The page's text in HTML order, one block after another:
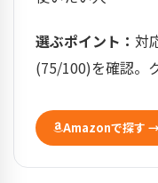
選ぶポイント： 対
(75/100)を確認。
Amazonで探す